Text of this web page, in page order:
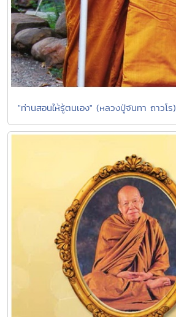
"ท่านสอนให้รู้ตนเอง" (หลวงปู่จันทา ถาวโร)